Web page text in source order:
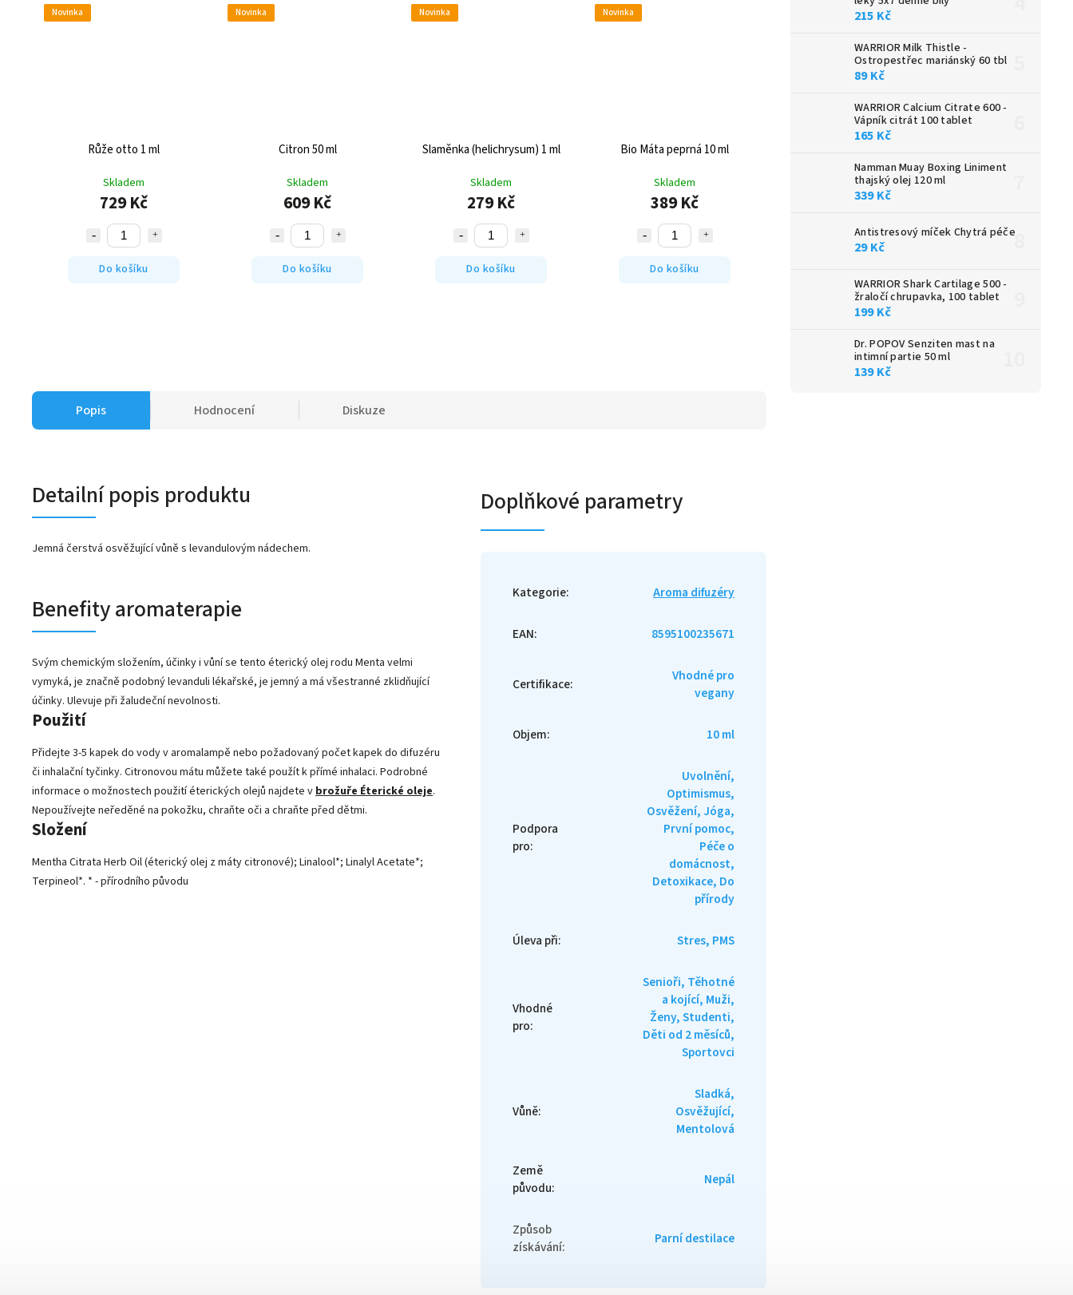
215 Kč
WARRIOR Milk Thistle -
Ostropestřec mariánský 60 tbl
89 Kč
WARRIOR Calcium Citrate 600 -
Vápník citrát 100 tablet
165 Kč
Namman Muay Boxing Liniment
thajský olej 120 ml
339 Kč
Antistresový míček Chytrá péče
29 Kč
WARRIOR Shark Cartilage 500 -
žraločí chrupavka, 100 tablet
199 Kč
Dr. POPOV Senziten mast na
intimní partie 50 ml
139 Kč
Novinka
Růže otto 1 ml
Skladem
729 Kč
Do košíku
Novinka
Citron 50 ml
Skladem
609 Kč
Do košíku
Novinka
Slaměnka (helichrysum) 1 ml
Skladem
279 Kč
Do košíku
Novinka
Bio Máta peprná 10 ml
Skladem
389 Kč
Do košíku
Popis Hodnocení Diskuze
Detailní popis produktu
Jemná čerstvá osvěžující vůně s levandulovým nádechem.
Benefity aromaterapie
Svým chemickým složením, účinky i vůní se tento éterický olej rodu Menta velmi
vymyká, je značně podobný levanduli lékařské, je jemný a má všestranné zklidňující
účinky. Ulevuje při žaludeční nevolnosti.
Použití
Přidejte 3-5 kapek do vody v aromalampě nebo požadovaný počet kapek do difuzéru
či inhalační tyčinky. Citronovou mátu můžete také použít k přímé inhalaci. Podrobné
informace o možnostech použití éterických olejů najdete v brožuře Éterické oleje.
Nepoužívejte neředěné na pokožku, chraňte oči a chraňte před dětmi.
Složení
Mentha Citrata Herb Oil (éterický olej z máty citronové); Linalool*; Linalyl Acetate*;
Terpineol*. * - přírodního původu
Doplňkové parametry
Kategorie: Aroma difuzéry
EAN: 8595100235671
Certifikace:
Vhodné pro
vegany
Objem: 10 ml
Podpora
pro:
Uvolnění,
Optimismus,
Osvěžení, Jóga,
První pomoc,
Péče o
domácnost,
Detoxikace, Do
přírody
Úleva při: Stres, PMS
Vhodné
pro:
Senioři, Těhotné
a kojící, Muži,
Ženy, Studenti,
Děti od 2 měsíců,
Sportovci
Vůně:
Sladká,
Osvěžující,
Mentolová
Země
původu: Nepál
Způsob
získávání: Parní destilace